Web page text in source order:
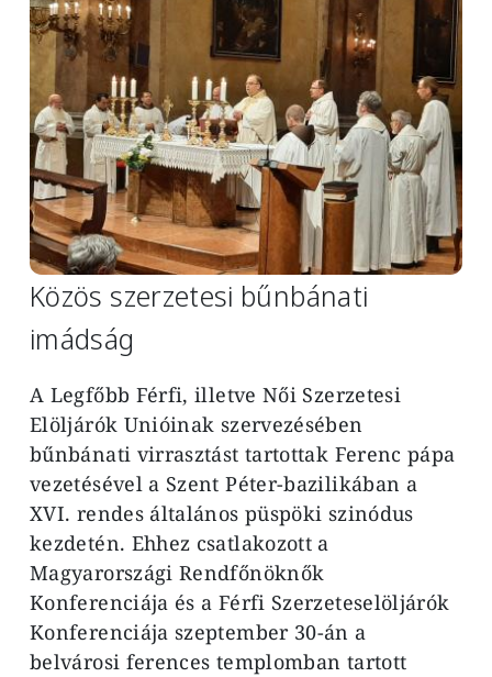
Közös szerzetesi bűnbánati
imádság
A Legfőbb Férfi, illetve Női Szerzetesi
Elöljárók Unióinak szervezésében
bűnbánati virrasztást tartottak Ferenc pápa
vezetésével a Szent Péter-bazilikában a
XVI. rendes általános püspöki szinódus
kezdetén. Ehhez csatlakozott a
Magyarországi Rendfőnöknők
Konferenciája és a Férfi Szerzeteselöljárók
Konferenciája szeptember 30-án a
belvárosi ferences templomban tartott